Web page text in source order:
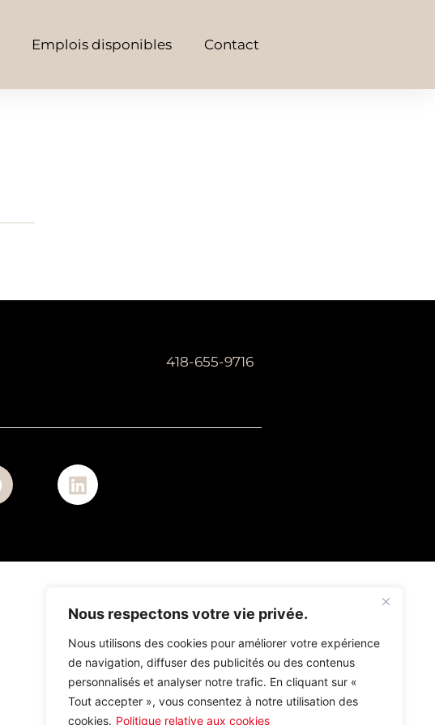
Nous respectons votre vie privée.
Nous utilisons des cookies pour améliorer votre expérience
de navigation, diffuser des publicités ou des contenus
personnalisés et analyser notre trafic. En cliquant sur «
Tout accepter », vous consentez à notre utilisation des
cookies. Politique relative aux cookies
Emplois disponibles Contact
418-655-9716